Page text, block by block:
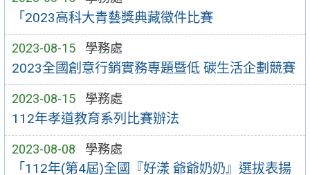
「2023高科大青藝獎典藏徵件比賽
2023-08-15 學務處
2023全國創意行銷實務專題暨低 碳生活企劃競賽
2023-08-15 學務處
112年孝道教育系列比賽辦法
2023-08-08 學務處
「112年(第4屆)全國『好漾 爺爺奶奶』選拔表揚